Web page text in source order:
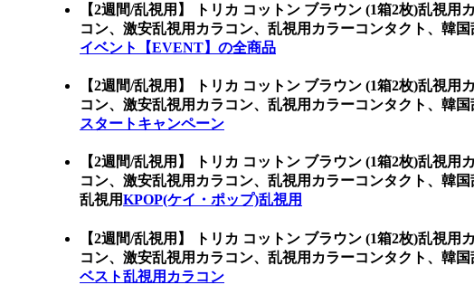
【2週間/乱視用】 トリカ コットン ブラウン (1箱2枚)乱視用
コン、激安乱視用カラコン、乱視用カラーコンタクト、韓
イベント【EVENT】の全商品
【2週間/乱視用】 トリカ コットン ブラウン (1箱2枚)乱視用
コン、激安乱視用カラコン、乱視用カラーコンタクト、韓
スタートキャンペーン
【2週間/乱視用】 トリカ コットン ブラウン (1箱2枚)乱視用
コン、激安乱視用カラコン、乱視用カラーコンタクト、韓
乱視用KPOP(ケイ・ポップ)乱視用
【2週間/乱視用】 トリカ コットン ブラウン (1箱2枚)乱視用
コン、激安乱視用カラコン、乱視用カラーコンタクト、韓
ベスト乱視用カラコン